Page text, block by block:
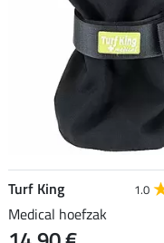
Turf King 1.0
Medical hoefzak